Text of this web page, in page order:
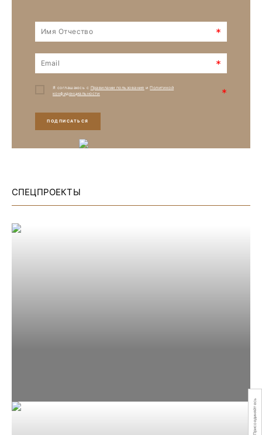
*
*
Я соглашаюсь с Правилами пользования иПолитикой
конфиденциальности
*
ПОДПИСАТЬСЯ
СПЕЦПРОЕКТЫ
Присоединяйтесь